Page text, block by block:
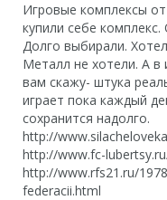
Игровые комплексы
купили себе
Долго выбирали.
Металл не хотели. А в
вам скажу- штука
играет пока каждый
сохранится надолго.
http://
http://www.fc-
http://www.rfs21.ru/
federacii.html